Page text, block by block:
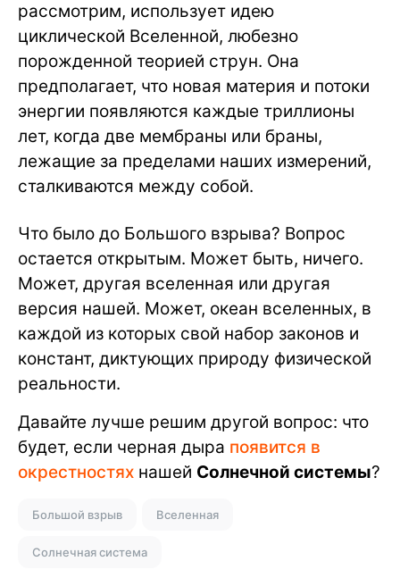
рассмотрим, использует идею
циклической Вселенной, любезно
порожденной теорией струн. Она
предполагает, что новая материя и потоки
энергии появляются каждые триллионы
лет, когда две мембраны или браны,
лежащие за пределами наших измерений,
сталкиваются между собой.
Что было до Большого взрыва? Вопрос
остается открытым. Может быть, ничего.
Может, другая вселенная или другая
версия нашей. Может, океан вселенных, в
каждой из которых свой набор законов и
констант, диктующих природу физической
реальности.
Давайте лучше решим другой вопрос: что
будет, если черная дыра появится в
окрестностях нашей Солнечной системы?
Большой взрыв Вселенная
Солнечная система